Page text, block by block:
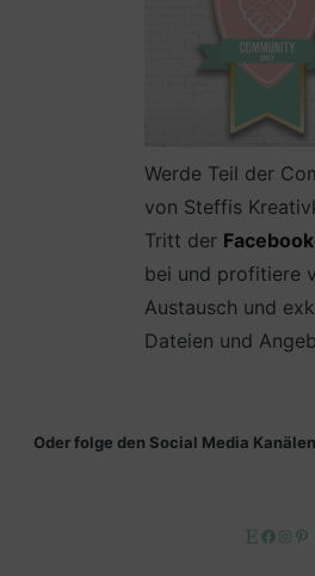
Werde Teil der
von Steffis
Tritt der
bei und profitiere
Austausch und
Dateien und
Oder folge den Social Media
Etsy